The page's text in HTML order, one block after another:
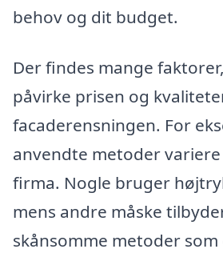
behov og dit budget.
Der findes mange
påvirke prisen og
facaderensningen. For
anvendte metoder
firma. Nogle bruger
mens andre måske
skånsomme metoder